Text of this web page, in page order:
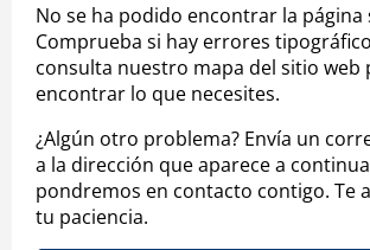
No se ha podido encontrar la página
Comprueba si hay errores
consulta nuestro mapa del sitio web
encontrar lo que necesites.
¿Algún otro problema? Envía un
a la dirección que aparece a
pondremos en contacto contigo. Te
tu paciencia.